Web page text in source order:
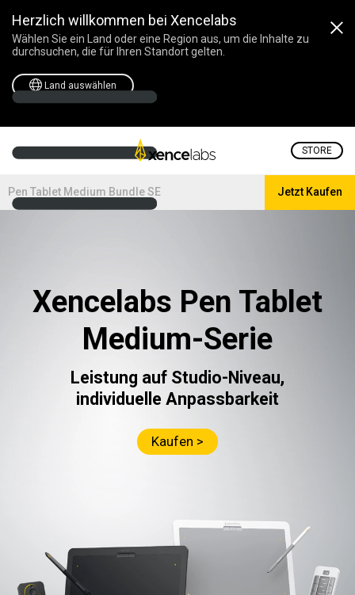
Herzlich willkommen bei Xencelabs
Wählen Sie ein Land oder eine Region aus, um die Inhalte zu
durchsuchen, die für Ihren Standort gelten.
Land auswählen
STORE
Pen Tablet Medium Bundle SE Jetzt Kaufen
Xencelabs Pen Tablet
Medium-Serie
Leistung auf Studio-Niveau,
individuelle Anpassbarkeit
Kaufen >